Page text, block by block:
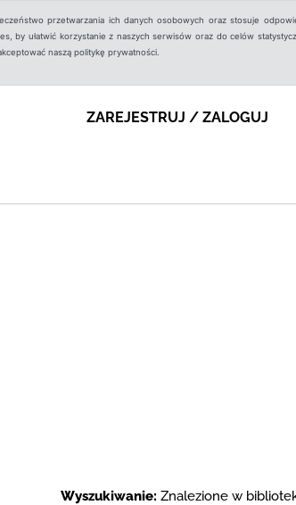
przetwarzania ich danych osobowych oraz stosuje
by ułatwić korzystanie z naszych serwisów oraz do celów
naszą politykę prywatności.
ZAREJESTRUJ / ZALOGUJ
Wyszukiwanie: Znalezione w